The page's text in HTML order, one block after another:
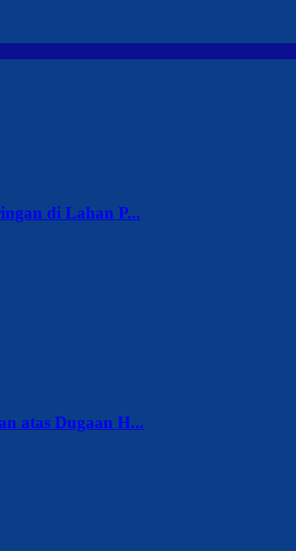
di Lahan P...
atas Dugaan H...